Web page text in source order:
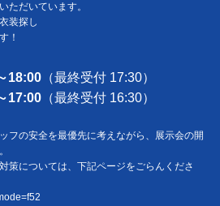
ただいています。
装探し
！
18:00 （最終受付 17:30）
17:00 （最終受付 16:30）
フの安全を最優先に考えながら、展示会の開
策については、下記ページをごらんくださ